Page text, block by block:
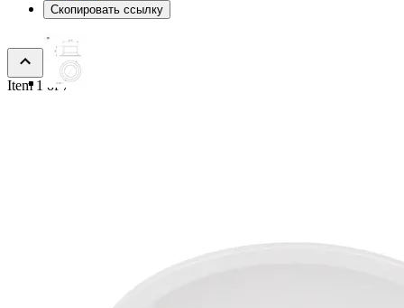
Скопировать ссылку
Item 1 of 7